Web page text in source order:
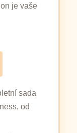
je vaše
sada
od